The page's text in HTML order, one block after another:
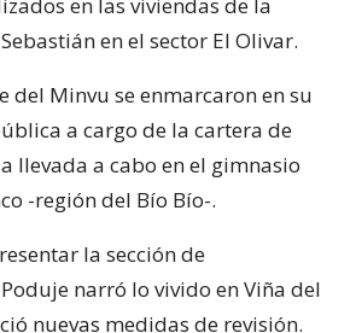
2024
a las empresas cuestionadas
Todo, a días del inicio de los
en las viviendas de la
en el sector El Olivar.
del Minvu se enmarcaron en su
a cargo de la cartera de